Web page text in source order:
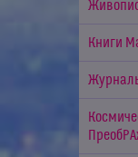
Книги